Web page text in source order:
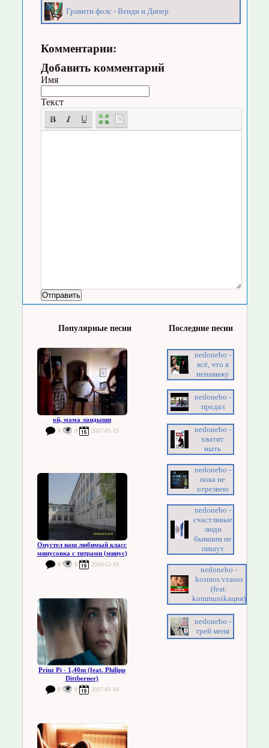
Гравити фолс - Венди и Дипер
Комментарии:
Добавить комментарий
Имя
Текст
Популярные песни
ой, мама ландыши
0 0 2017-01-15
Опустел наш любимый класс
минусовка с титрами (минус)
0 0 2016-12-19
Prinz Pi - 1,40m (feat. Philipp
Dittberner)
0 0 2017-01-18
Последние песни
nedonebo -
всё, что я
ненавижу
nedonebo -
предал
nedonebo -
хватит
ныть
nedonebo -
пока не
отрезвею
nedonebo -
счастливые
люди
бывшим не
пишут
nedonebo -
kosmos vzasos
(feat.
kommunikация)
nedonebo -
грей меня